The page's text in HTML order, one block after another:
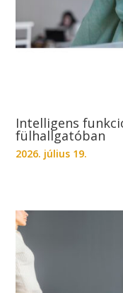
Intelligens
fülhallgatóban
2026. július 19.